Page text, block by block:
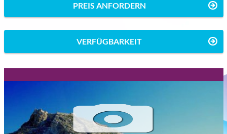
PREIS ANFORDERN
VERFÜGBARKEIT